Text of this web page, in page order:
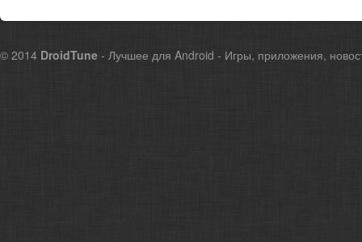
© 2014 DroidTune - Лучшее для Android - Игры, приложения,